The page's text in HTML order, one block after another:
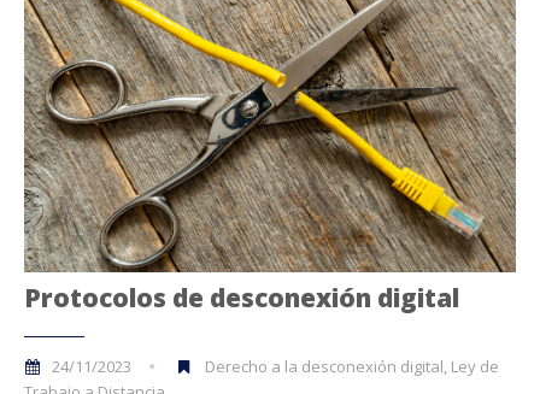
Protocolos de desconexión digital
24/11/2023
Derecho a la desconexión digital, Ley de